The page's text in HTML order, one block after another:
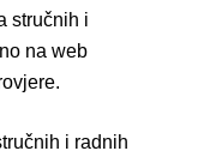
stručnih i
na web
i radnih